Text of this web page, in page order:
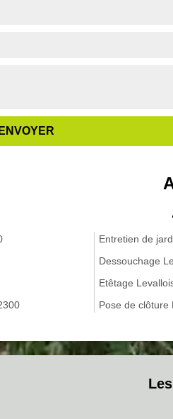
Entretien de
Dessouchage
Etêtage
Pose de clôture